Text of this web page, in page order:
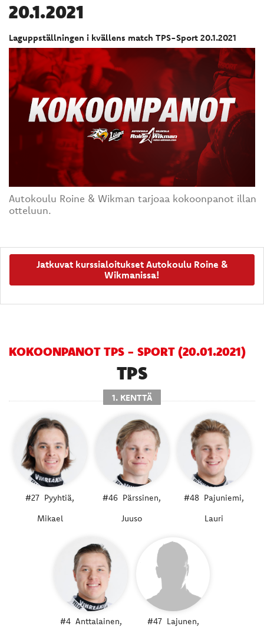
20.1.2021
Laguppställningen i kvällens match TPS-Sport 20.1.2021
Autokoulu Roine & Wikman tarjoaa kokoonpanot illan
otteluun.
Jatkuvat kurssialoitukset Autokoulu Roine &
Wikmanissa!
KOKOONPANOT TPS - SPORT (20.01.2021)
TPS
1. KENTTÄ
#27 Pyyhtiä,
Mikael
#46 Pärssinen,
Juuso
#48 Pajuniemi,
Lauri
#4 Anttalainen,
#47 Lajunen,